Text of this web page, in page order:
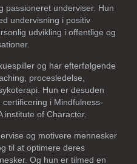
passioneret underviser. Hun
undervisning i positiv
udvikling i offentlige og
og har efterfølgende
procesledelse,
Hun er desuden
i Mindfulness-
institute of Character.
og motivere mennesker
til at optimere deres
Og hun er tilmed en